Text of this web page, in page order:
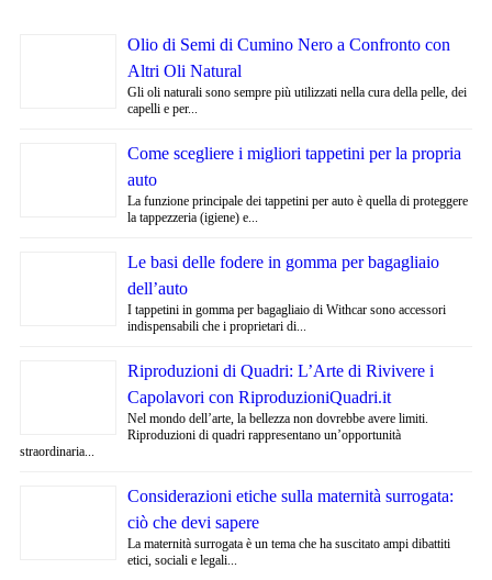
Olio di Semi di Cumino Nero a Confronto con
Altri Oli Natural
Gli oli naturali sono sempre più utilizzati nella cura della pelle, dei
capelli e per...
Come scegliere i migliori tappetini per la propria
auto
La funzione principale dei tappetini per auto è quella di proteggere
la tappezzeria (igiene) e...
Le basi delle fodere in gomma per bagagliaio
dell’auto
I tappetini in gomma per bagagliaio di Withcar sono accessori
indispensabili che i proprietari di...
Riproduzioni di Quadri: L’Arte di Rivivere i
Capolavori con RiproduzioniQuadri.it
Nel mondo dell’arte, la bellezza non dovrebbe avere limiti.
Riproduzioni di quadri rappresentano un’opportunità
straordinaria...
Considerazioni etiche sulla maternità surrogata:
ciò che devi sapere
La maternità surrogata è un tema che ha suscitato ampi dibattiti
etici, sociali e legali...